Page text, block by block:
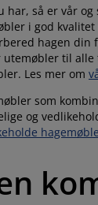
har, så er vår
i god
hagen
til
Les mer om
som
og